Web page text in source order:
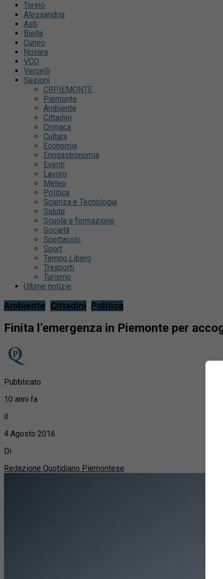
Torino
Alessandria
Asti
Biella
Cuneo
Novara
VCO
Vercelli
Sezioni
CRPIEMONTE
Piemonte
Ambiente
Cittadini
Cronaca
Cultura
Economia
Enogastronomia
Eventi
Lavoro
Meteo
Politica
Scienza e Tecnologia
Salute
Scuola e formazione
Società
Spettacolo
Sport
Tempo Libero
Trasporti
Turismo
Ultime notizie
Ambiente Cittadini Politica
Finita l’emergenza in Piemonte per
Pubblicato
10 anni fa
il
4 Agosto 2016
Di
Redazione Quotidiano Piemontese